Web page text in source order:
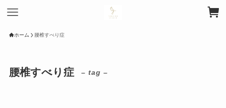
ホーム 腰椎すべり症
腰椎すべり症 – tag –